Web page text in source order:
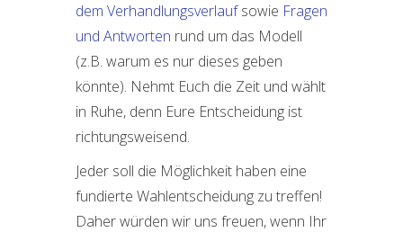
dem Verhandlungsverlaufsowie Fragen
und Antworten rund um das Modell
(z.B. warum es nur dieses geben
könnte). Nehmt Euch die Zeit und wählt
in Ruhe, denn Eure Entscheidung ist
richtungsweisend.
Jeder soll die Möglichkeit haben eine
fundierte Wahlentscheidung zu treffen!
Daher würden wir uns freuen, wenn Ihr